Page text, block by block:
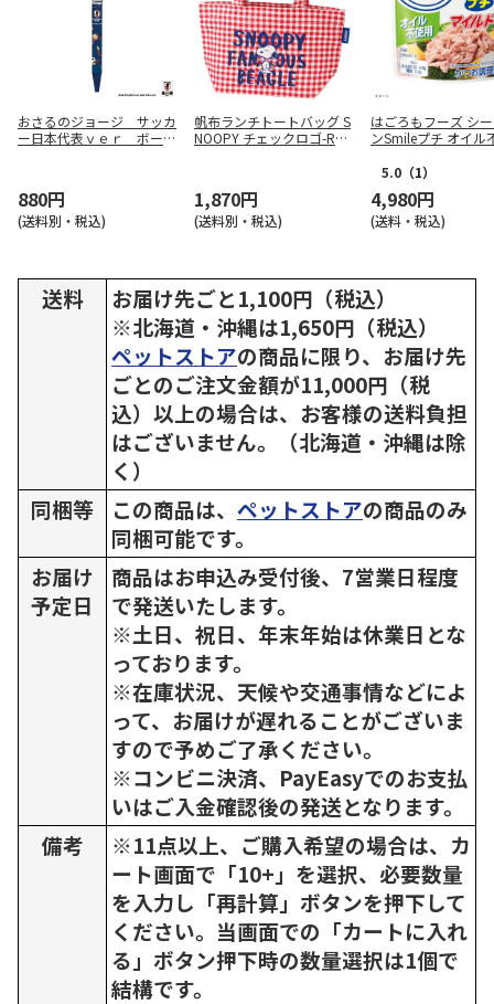
おさるのジョージ サッカ
ー日本代表ｖｅｒ ボール
880円
(送料別・税込)
帆布ランチトートバッグ S
NOOPY チェックロゴ-RED
1,870円
(送料別・税込)
はごろもフーズ シ
ンSmileプチ オイル
5.0 （1）
4,980円
(送料・税込)
送料
お届け先ごと1,100円（税込）
※北海道・沖縄は1,650円（税込）
ペットストアの商品に限り、お届け先
ごとのご注文金額が11,000円（税
込）以上の場合は、お客様の送料負担
はございません。（北海道・沖縄は除
く）
同梱等
この商品は、 ペットストアの商品のみ
同梱可能です。
お届け
予定日
商品はお申込み受付後、7営業日程度
で発送いたします。
※土日、祝日、年末年始は休業日とな
っております。
※在庫状況、天候や交通事情などによ
って、お届けが遅れることがございま
すので予めご了承ください。
※コンビニ決済、PayEasyでのお支払
いはご入金確認後の発送となります。
備考
※11点以上、ご購入希望の場合は、カ
ート画面で「10+」を選択、必要数量
を入力し「再計算」ボタンを押下して
ください。当画面での「カートに入れ
る」ボタン押下時の数量選択は1個で
結構です。